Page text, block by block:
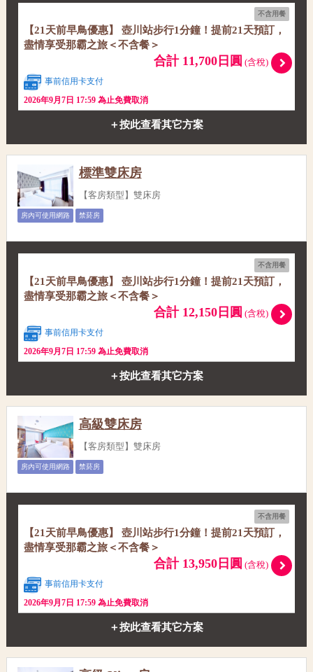
不含用餐
【21天前早鳥優惠】 壺川站步行1分鐘！提前21天預訂，
盡情享受那霸之旅＜不含餐＞
合計 11,700日圓 (含稅)
事前信用卡支付
2026年9月7日 17:59 為止免費取消
＋按此查看其它方案
標準雙床房
【客房類型】雙床房
房內可使用網路 禁菸房
不含用餐
【21天前早鳥優惠】 壺川站步行1分鐘！提前21天預訂，
盡情享受那霸之旅＜不含餐＞
合計 12,150日圓 (含稅)
事前信用卡支付
2026年9月7日 17:59 為止免費取消
＋按此查看其它方案
高級雙床房
【客房類型】雙床房
房內可使用網路 禁菸房
不含用餐
【21天前早鳥優惠】 壺川站步行1分鐘！提前21天預訂，
盡情享受那霸之旅＜不含餐＞
合計 13,950日圓 (含稅)
事前信用卡支付
2026年9月7日 17:59 為止免費取消
＋按此查看其它方案